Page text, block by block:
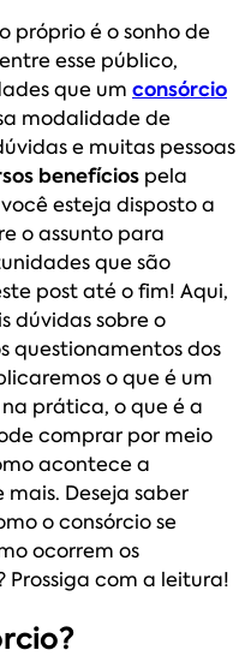
próprio é o sonho de
esse público,
que um consórcio
modalidade de
e muitas pessoas
benefícios pela
esteja disposto a
o assunto para
que são
post até o fim! Aqui,
dúvidas sobre o
questionamentos dos
o que é um
prática, o que é a
comprar por meio
acontece a
Deseja saber
o consórcio se
ocorrem os
com a leitura!